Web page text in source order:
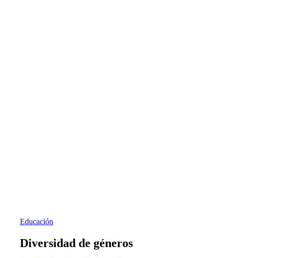
Educación
Diversidad de géneros